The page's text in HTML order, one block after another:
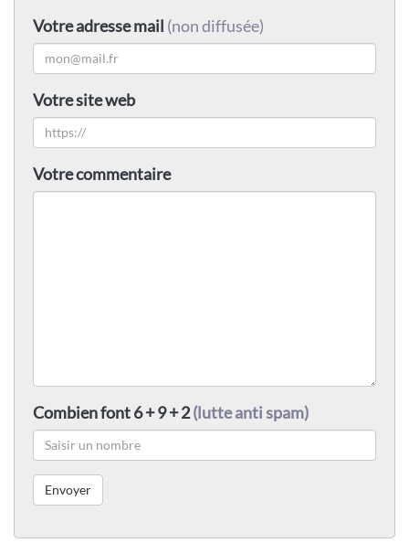
Votre adresse mail (non diffusée)
Votre site web
Votre commentaire
Combien font 6 + 9 + 2(lutte anti spam)